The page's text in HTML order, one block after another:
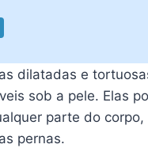
dilatadas e
sob a pele. Elas
parte do corpo,
pernas.